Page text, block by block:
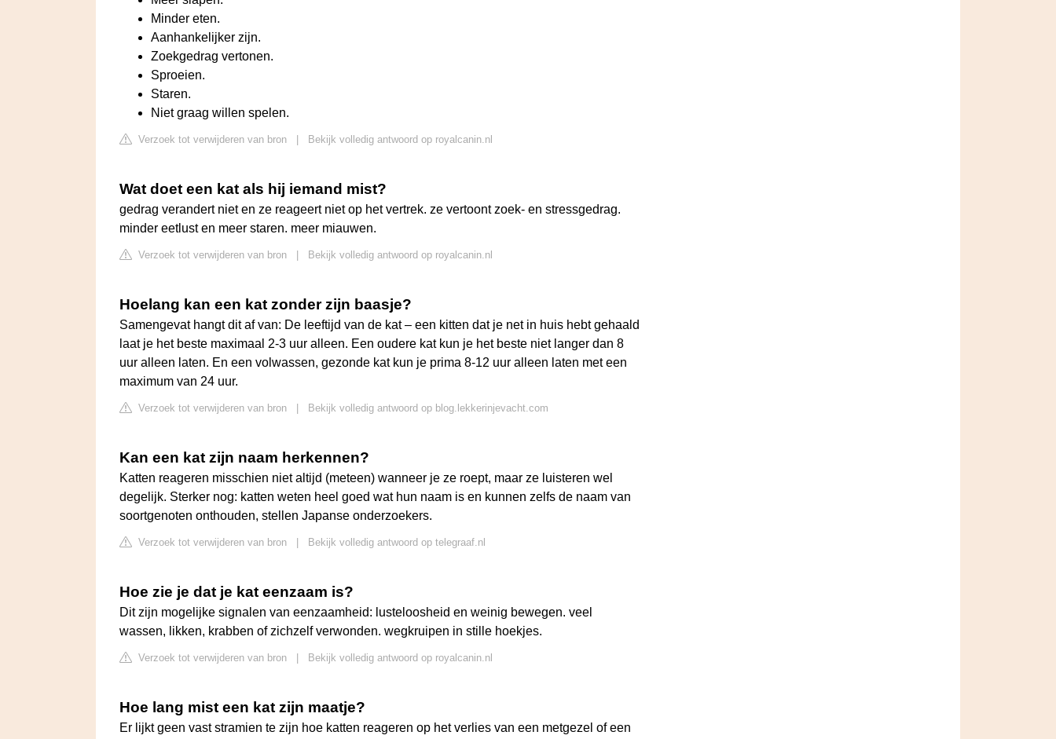
Minder eten.
Aanhankelijker zijn.
Zoekgedrag vertonen.
Sproeien.
Staren.
Niet graag willen spelen.
Verzoek tot verwijderen van bron Bekijk volledig antwoord op royalcanin.nl
Wat doet een kat als hij iemand mist?
gedrag verandert niet en ze reageert niet op het vertrek. ze vertoont zoek- en stressgedrag.
minder eetlust en meer staren. meer miauwen.
Verzoek tot verwijderen van bron Bekijk volledig antwoord op royalcanin.nl
Hoelang kan een kat zonder zijn baasje?
Samengevat hangt dit af van: De leeftijd van de kat – een kitten dat je net in huis hebt gehaald
laat je het beste maximaal 2-3 uur alleen. Een oudere kat kun je het beste niet langer dan 8
uur alleen laten. En een volwassen, gezonde kat kun je prima 8-12 uur alleen laten met een
maximum van 24 uur.
Verzoek tot verwijderen van bron Bekijk volledig antwoord op blog.lekkerinjevacht.com
Kan een kat zijn naam herkennen?
Katten reageren misschien niet altijd (meteen) wanneer je ze roept, maar ze luisteren wel
degelijk. Sterker nog: katten weten heel goed wat hun naam is en kunnen zelfs de naam van
soortgenoten onthouden, stellen Japanse onderzoekers.
Verzoek tot verwijderen van bron Bekijk volledig antwoord op telegraaf.nl
Hoe zie je dat je kat eenzaam is?
Dit zijn mogelijke signalen van eenzaamheid: lusteloosheid en weinig bewegen. veel
wassen, likken, krabben of zichzelf verwonden. wegkruipen in stille hoekjes.
Verzoek tot verwijderen van bron Bekijk volledig antwoord op royalcanin.nl
Hoe lang mist een kat zijn maatje?
Er lijkt geen vast stramien te zijn hoe katten reageren op het verlies van een metgezel of een